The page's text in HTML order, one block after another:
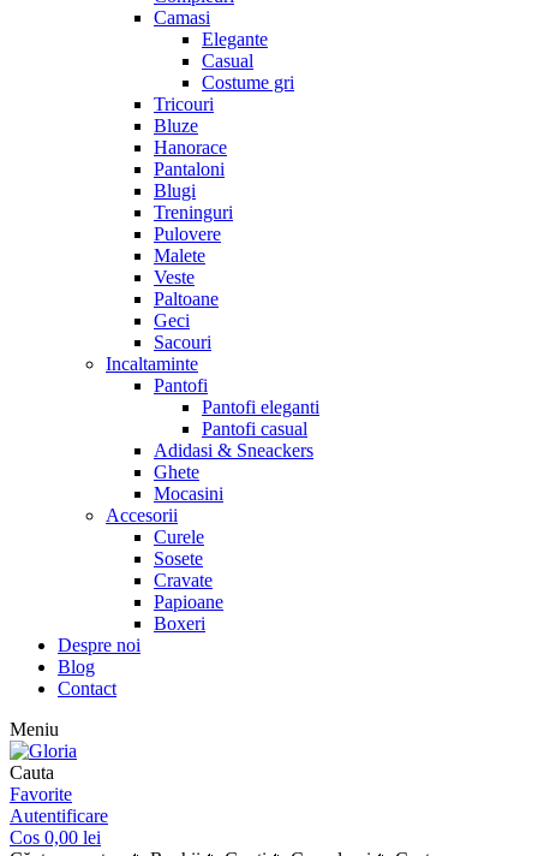
Camasi
Elegante
Casual
Costume gri
Tricouri
Bluze
Hanorace
Pantaloni
Blugi
Treninguri
Pulovere
Malete
Veste
Paltoane
Geci
Sacouri
Incaltaminte
Pantofi
Pantofi eleganti
Pantofi casual
Adidasi & Sneackers
Ghete
Mocasini
Accesorii
Curele
Sosete
Cravate
Papioane
Boxeri
Despre noi
Blog
Contact
Meniu
Cauta
Favorite
Autentificare
Cos 0,00 lei